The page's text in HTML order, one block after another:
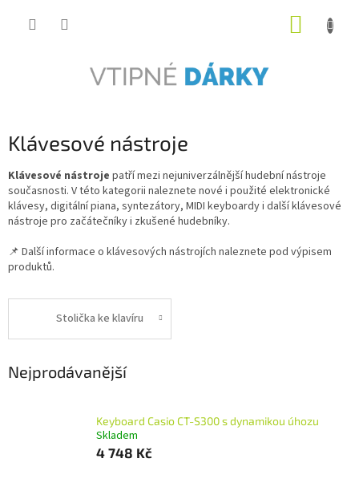
Klávesové nástroje
Klávesové nástroje patří mezi nejuniverzálnější hudební nástroje
současnosti. V této kategorii naleznete nové i použité elektronické
klávesy, digitální piana, syntezátory, MIDI keyboardy i další klávesové
nástroje pro začátečníky i zkušené hudebníky.
📌 Další informace o klávesových nástrojích naleznete pod výpisem
produktů.
Stolička ke klavíru
Nejprodávanější
Keyboard Casio CT-S300 s dynamikou úhozu
Skladem
4 748 Kč